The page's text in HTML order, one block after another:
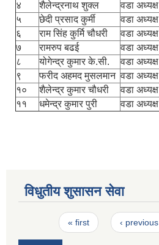
४
शैलेन्द्रनाथ शुक्ल वडा अध्यक्ष
५
छेदी प्रसाद कुर्मी वडा अध्यक्ष
६
राम सिंह कुर्मि चौधरी वडा अध्यक्ष
७
रामरुप बढई वडा अध्यक्ष
८
योगेन्द्र कुमार के.सी. वडा अध्यक्ष
९
फरीद अहमद मुसलमान वडा अध्यक्ष
१०
शैलेन्द्र कुमार चौधरी वडा अध्यक्ष
११
धमेन्द्र कुमार पुरी वडा अध्यक्ष
विधुतीय शुसासन सेवा
Pages« first ‹ previous